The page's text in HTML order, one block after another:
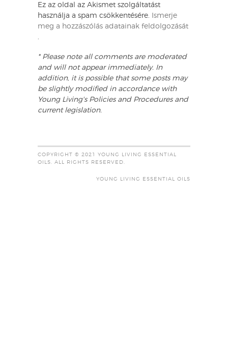
Ez az oldal az Akismet szolgáltatást
használja a spam csökkentésére.
Ismerje
meg a hozzászólás adatainak feldolgozását
.
* Please note all comments are moderated
and will not appear immediately. In
addition, it is possible that some posts may
be slightly modified in accordance with
Young Living's Policies and Procedures and
current legislation.
COPYRIGHT © 2021 YOUNG LIVING ESSENTIAL
OILS. ALL RIGHTS RESERVED.
YOUNG LIVING ESSENTIAL OILS